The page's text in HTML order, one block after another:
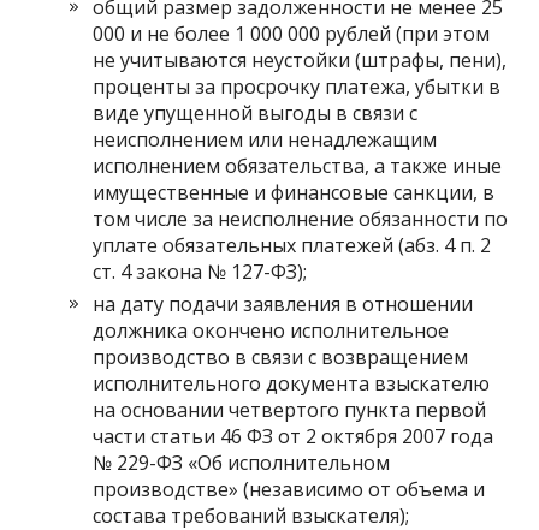
общий размер задолженности не менее 25
000 и не более 1 000 000 рублей (при этом
не учитываются неустойки (штрафы, пени),
проценты за просрочку платежа, убытки в
виде упущенной выгоды в связи с
неисполнением или ненадлежащим
исполнением обязательства, а также иные
имущественные и финансовые санкции, в
том числе за неисполнение обязанности по
уплате обязательных платежей (абз. 4 п. 2
ст. 4 закона № 127-ФЗ);
на дату подачи заявления в отношении
должника окончено исполнительное
производство в связи с возвращением
исполнительного документа взыскателю
на основании четвертого пункта первой
части статьи 46 ФЗ от 2 октября 2007 года
№ 229-ФЗ «Об исполнительном
производстве» (независимо от объема и
состава требований взыскателя);